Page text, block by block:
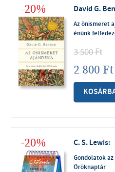
-20% David G.
Az önismeret
énünk
3 500Ft
2 800 Ft
-20% C. S. Lewis:
Gondolatok
Öröknaptár